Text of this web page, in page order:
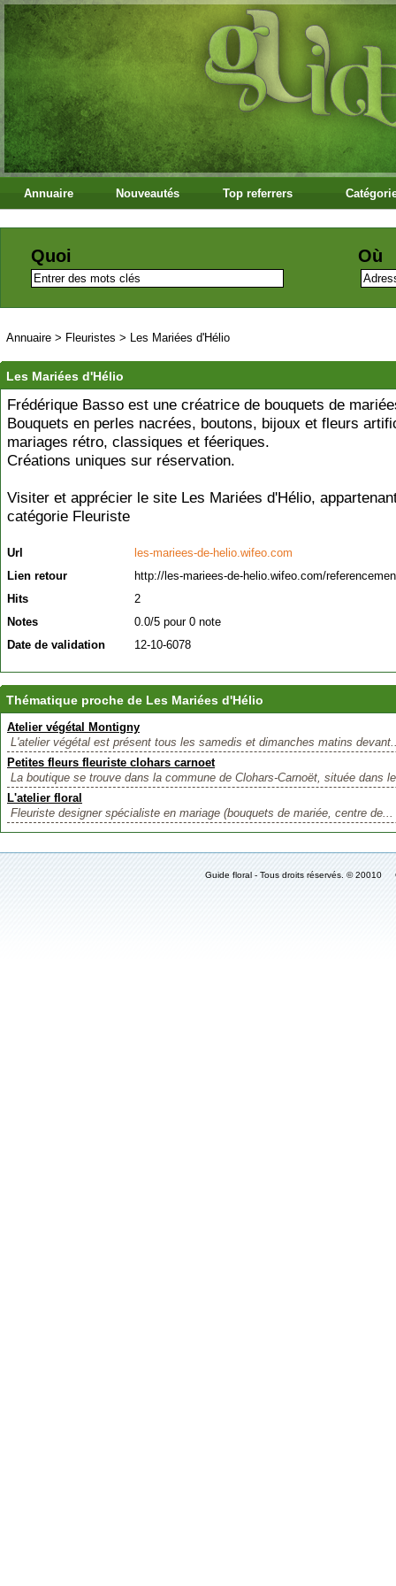
Annuaire Nouveautés Top referrers
Quoi Où
Annuaire > Fleuristes > Les Mariées d'Hélio
Les Mariées d'Hélio
Frédérique Basso est une créatrice de bouquets de
Bouquets en perles nacrées, boutons, bijoux et fleurs
mariages rétro, classiques et féeriques.
Créations uniques sur réservation.
Visiter et apprécier le site Les Mariées d'Hélio,
catégorie Fleuriste
Url
les-mariees-de-helio.wifeo.com
Lien retour
http://les-mariees-de-helio.wifeo.com/
Hits
2
Notes
0.0/5 pour 0 note
Date de validation
12-10-6078
Thématique proche de Les Mariées d'Hélio
Atelier végétal Montigny
L'atelier végétal est présent tous les samedis et dimanches matins
Petites fleurs fleuriste clohars carnoet
La boutique se trouve dans la commune de Clohars-Carnoët, située dans
L'atelier floral
Fleuriste designer spécialiste en mariage (bouquets de mariée, centre de...
Guide floral - Tous droits réservés. ©